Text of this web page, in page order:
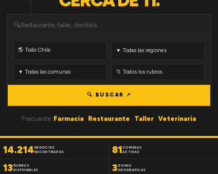
🔍
🔍 BUSCAR ↗
Frecuente: Farmacia · Restaurante · Taller · Veterinaria
14.214NEGOCIOS
ENCONTRADOS
81 COMUNAS
ACTIVAS
13RUBROS
DISPONIBLES
3 ZONAS
GEOGRAFICAS